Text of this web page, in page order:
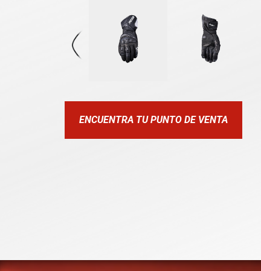
ENCUENTRA TU PUNTO DE VENTA